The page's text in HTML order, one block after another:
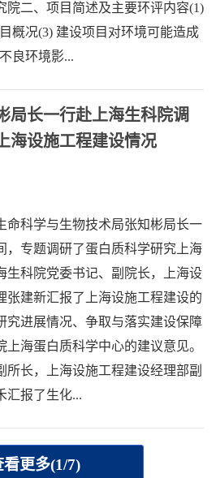
院二、项目简述及主要环评内容(1)
概况(3) 建设项目对环境可能造成
良环境影...
局长一行赴上海生科院调
海设施工程建设情况
命科学与生物技术局张知彬局长一
，专题调研了蛋白质科学研究上海
生科院党委书记、副院长，上海设
张建新汇报了上海设施工程建设的
究进展情况、争取与落实建设保障
海蛋白质科学中心的建议意见。
所长，上海设施工程建设经理部副
汇报了生化...
看更多(1/7)